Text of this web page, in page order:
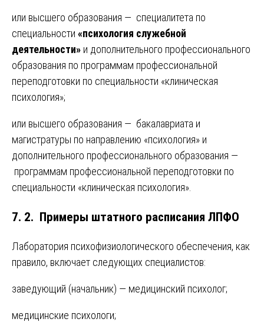
или высшего образования — специалитета по
специальности «психология служебной
деятельности» и дополнительного профессионального
образования по программам профессиональной
переподготовки по специальности «клиническая
психология»;
или высшего образования — бакалавриата и
магистратуры по направлению «психология» и
дополнительного профессионального образования —
программам профессиональной переподготовки по
специальности «клиническая психология».
7. 2. Примеры штатного расписания ЛПФО
Лаборатория психофизиологического обеспечения, как
правило, включает следующих специалистов:
заведующий (начальник) — медицинский психолог;
медицинские психологи;